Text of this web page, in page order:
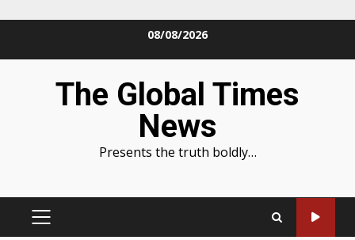
08/08/2026
The Global Times
News
Presents the truth boldly…
PRIMARY